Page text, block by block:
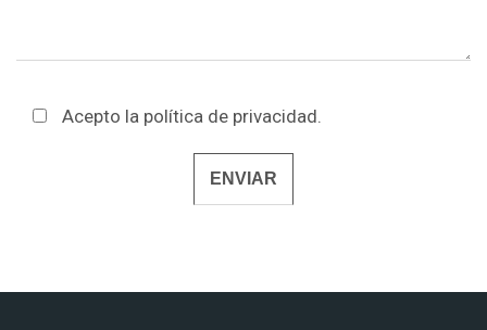
Acepto la política de privacidad.